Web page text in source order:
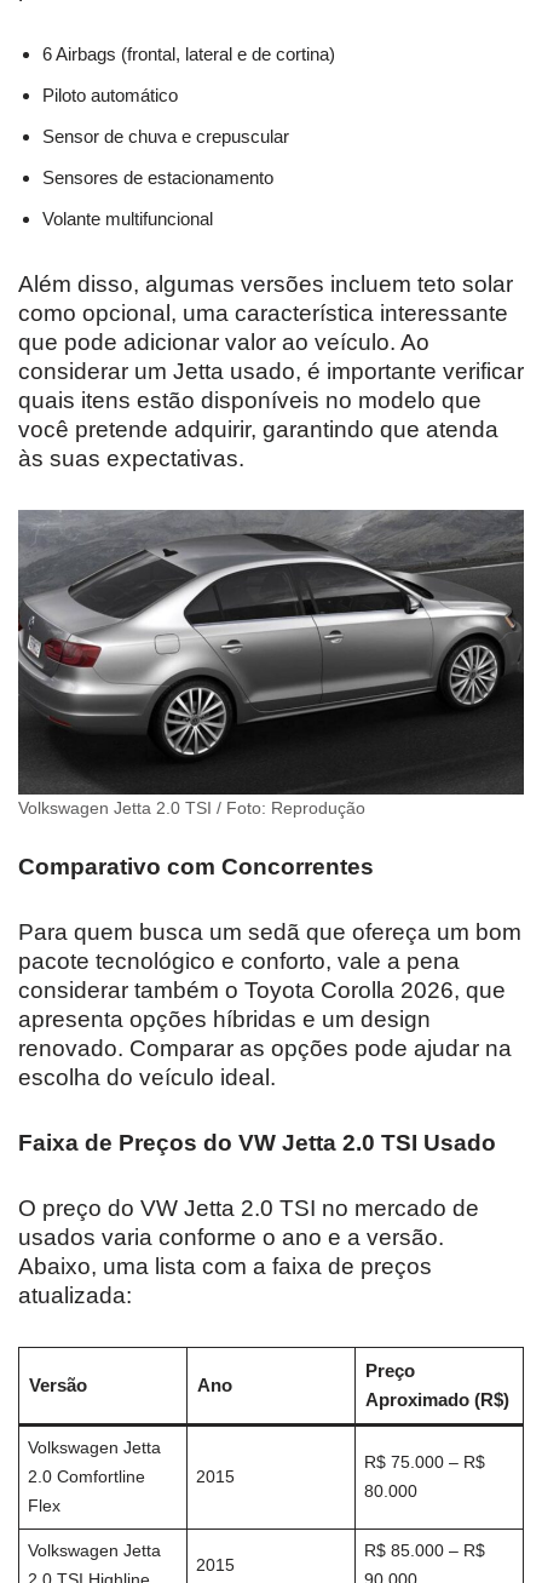
6 Airbags (frontal, lateral e de cortina)
Piloto automático
Sensor de chuva e crepuscular
Sensores de estacionamento
Volante multifuncional
Além disso, algumas versões incluem teto solar
como opcional, uma característica interessante
que pode adicionar valor ao veículo. Ao
considerar um Jetta usado, é importante verificar
quais itens estão disponíveis no modelo que
você pretende adquirir, garantindo que atenda
às suas expectativas.
Volkswagen Jetta 2.0 TSI / Foto: Reprodução
Comparativo com Concorrentes
Para quem busca um sedã que ofereça um bom
pacote tecnológico e conforto, vale a pena
considerar também o Toyota Corolla 2026, que
apresenta opções híbridas e um design
renovado. Comparar as opções pode ajudar na
escolha do veículo ideal.
Faixa de Preços do VW Jetta 2.0 TSI Usado
O preço do VW Jetta 2.0 TSI no mercado de
usados varia conforme o ano e a versão.
Abaixo, uma lista com a faixa de preços
atualizada:
Versão Ano
Preço
Aproximado (R$)
Volkswagen Jetta
2.0 Comfortline
Flex
2015
R$ 75.000 – R$
80.000
Volkswagen Jetta
2015
R$ 85.000 – R$